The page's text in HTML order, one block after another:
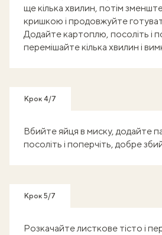
ще кілька хвилин, потім
кришкою і продовжуйте
Додайте картоплю, посоліть і
перемішайте кілька хвилин і
Крок 4/7
Вбийте яйця в миску, додайте
посоліть і поперчіть, добре
Крок 5/7
Розкачайте листкове тісто і